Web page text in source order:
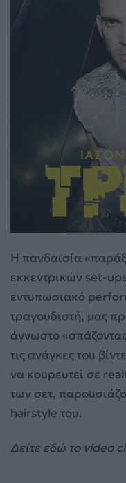
Η πανδαισία
εκκεντρικών set-
εντυπωσιακό
τραγουδιστή, μας
άγνωστο
τις ανάγκες του
να κουρευτεί σε
των σετ,
hairstyle του.
Δείτε εδώ το video